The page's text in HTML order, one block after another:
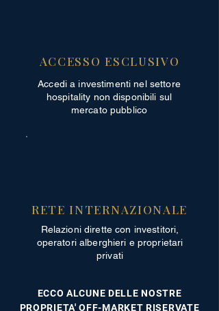
ACCESSO ESCLUSIVO
Accedi a investimenti nel settore
hospitality non disponibili sul
mercato pubblico
RETE INTERNAZIONALE
Relazioni dirette con investitori,
operatori alberghieri e proprietari
privati
ECCO ALCUNE DELLE NOSTRE
PROPRIETA' OFF-MARKET RISERVATE